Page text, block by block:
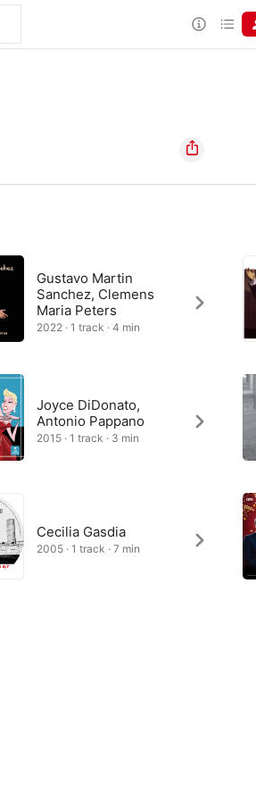
Gustavo Martin
Sanchez, Clemens
Maria Peters
2022 · 1 track · 4 min
Joyce DiDonato,
Antonio Pappano
2015 · 1 track · 3 min
Cecilia Gasdia
2005 · 1 track · 7 min